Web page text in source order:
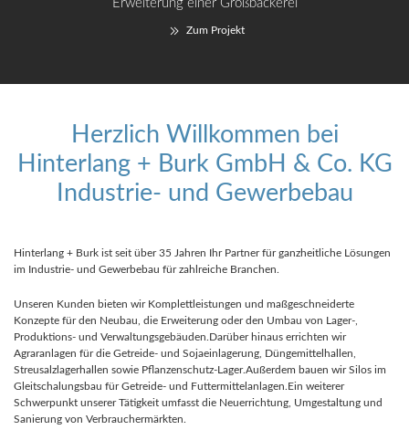
Erweiterung einer Großbäckerei
Zum Projekt
Herzlich Willkommen bei
Hinterlang + Burk GmbH & Co. KG
Industrie- und Gewerbebau
Hinterlang + Burk ist seit über 35 Jahren Ihr Partner für ganzheitliche Lösungen
im Industrie- und Gewerbebau für zahlreiche Branchen.
Unseren Kunden bieten wir Komplettleistungen und maßgeschneiderte
Konzepte für den Neubau, die Erweiterung oder den Umbau von Lager-,
Produktions- und Verwaltungsgebäuden.Darüber hinaus errichten wir
Agraranlagen für die Getreide- und Sojaeinlagerung, Düngemittelhallen,
Streusalzlagerhallen sowie Pflanzenschutz-Lager.Außerdem bauen wir Silos im
Gleitschalungsbau für Getreide- und Futtermittelanlagen.Ein weiterer
Schwerpunkt unserer Tätigkeit umfasst die Neuerrichtung, Umgestaltung und
Sanierung von Verbrauchermärkten.